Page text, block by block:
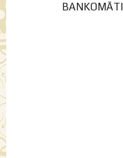
BANKOMĀTI